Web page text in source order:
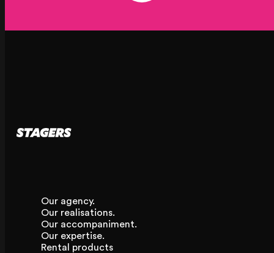
Our agency.
Our realisations.
Our accompaniment.
Our expertise.
Rental products